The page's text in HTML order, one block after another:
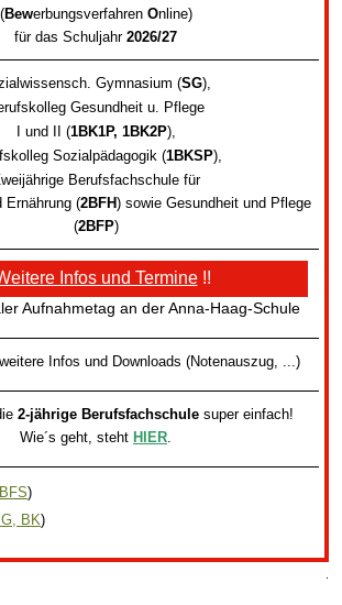
(Bewerbungsverfahren Online)
für das Schuljahr 2026/27
Gymnasium (SG)
Gesundheit u. Pflege
I und II (1BK1P, 1BK2P),
Sozialpädagogik (1BKSP)
Berufsfachschule für
Ernährung (2BFH) sowie Gesundheit und Pflege
(2BFP)
Infos und Termine!!
Aufnahmetag an der Anna-Haag-Schule
weitere Infos und Downloads (Notenauszug, ...)
2-jährige Berufsfachschulesuper einfach!
Wie´s geht, steht HIER
)
BK)